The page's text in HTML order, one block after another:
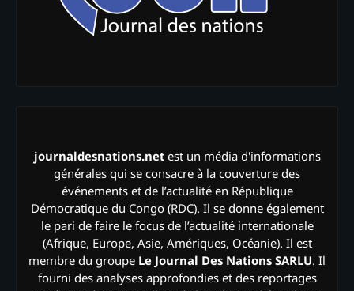
journaldesnations.netest un média d'informations
générales qui se consacre à la couverture des
événements et de l’actualité en République
Démocratique du Congo (RDC). Il se donne également
le pari de faire le focus de l’actualité internationale
(Afrique, Europe, Asie, Amériques, Océanie). Il est
membre du groupe Le Journal Des Nations SARLU. Il
fourni des analyses approfondies et des reportages